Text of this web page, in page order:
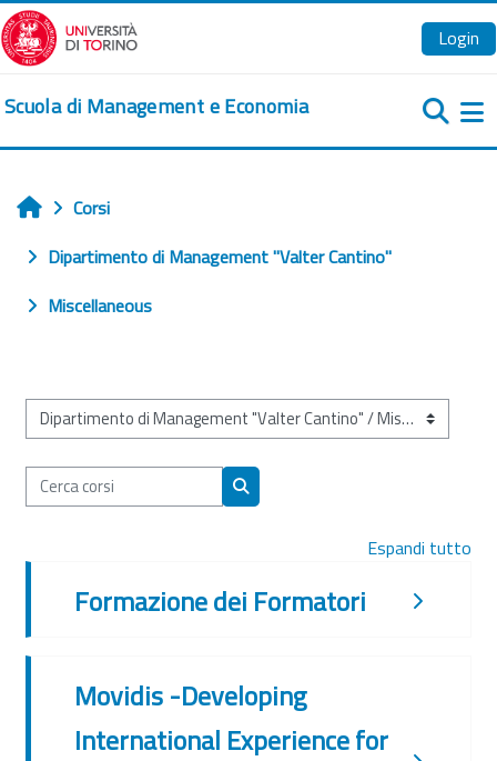
Vai al contenuto principale
Login
Scuola di Management e Economia
Home
Corsi
Dipartimento di Management "Valter Cantino"
Miscellaneous
Categorie di corso
Cerca corsi
Cerca corsi
Espandi tutto
Formazione dei Formatori
Movidis -Developing
International Experience for